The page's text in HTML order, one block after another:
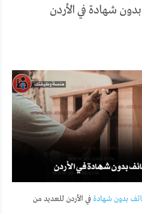
شهادة في الأردن
بدون شهادة في الأردن للعديد من